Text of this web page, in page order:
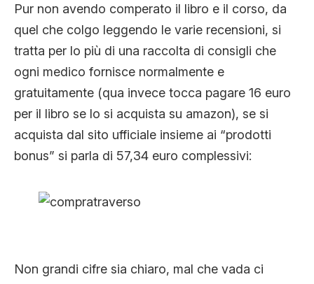
Pur non avendo comperato il libro e il corso, da
quel che colgo leggendo le varie recensioni, si
tratta per lo più di una raccolta di consigli che
ogni medico fornisce normalmente e
gratuitamente (qua invece tocca pagare 16 euro
per il libro se lo si acquista su amazon), se si
acquista dal sito ufficiale insieme ai “prodotti
bonus” si parla di 57,34 euro complessivi:
Non grandi cifre sia chiaro, mal che vada ci